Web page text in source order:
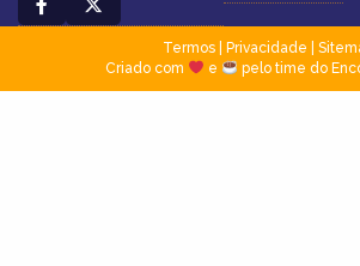
Termos| Privacidade
Criado com
e pelo time do